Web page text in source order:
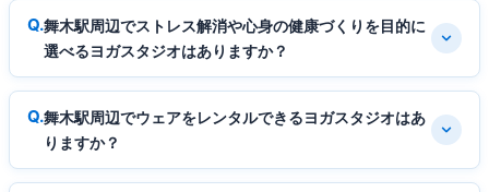
舞木駅周辺でストレス解消や心身の健康づくりを目的に
選べるヨガスタジオはありますか？
舞木駅周辺でウェアをレンタルできるヨガスタジオはあ
りますか？